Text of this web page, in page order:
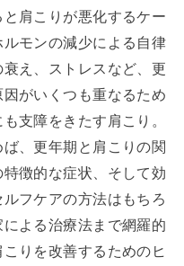
肩こりが悪化するケー
モンの減少による自律
え、ストレスなど、更
がいくつも重なるため
支障をきたす肩こり。
、更年期と肩こりの関
徴的な症状、そして効
フケアの方法はもちろ
よる治療法まで網羅的
りを改善するためのヒ